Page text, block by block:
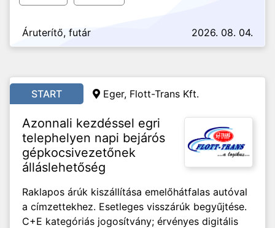
Áruterítő, futár 2026. 08. 04.
START Eger, Flott-Trans Kft.
Azonnali kezdéssel egri
telephelyen napi bejárós
gépkocsivezetőnek
álláslehetőség
Raklapos árúk kiszállítása emelőhátfalas autóval
a címzettekhez. Esetleges visszárúk begyűjtése.
C+E kategóriás jogosítvány; érvényes digitális